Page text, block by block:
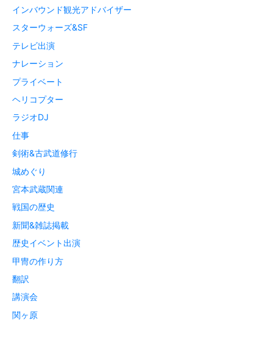
インバウンド観光アドバイザー
スターウォーズ&SF
テレビ出演
ナレーション
プライベート
ヘリコプター
ラジオDJ
仕事
剣術&古武道修行
城めぐり
宮本武蔵関連
戦国の歴史
新聞&雑誌掲載
歴史イベント出演
甲冑の作り方
翻訳
講演会
関ヶ原